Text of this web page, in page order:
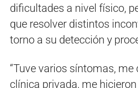
dificultades a nivel físico,
que resolver distintos
torno a su detección y
“Tuve varios síntomas, me
clínica privada, me